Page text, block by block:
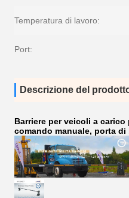
Temperatura di lavoro:
Port:
Descrizione del
Barriere per veicoli a
comando manuale, porta